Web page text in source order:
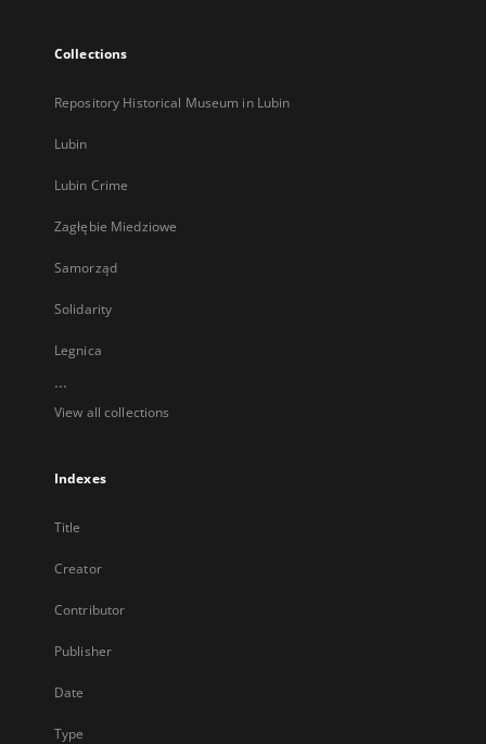
Collections
Repository Historical Museum in Lubin
Lubin
Lubin Crime
Zagłębie Miedziowe
Samorząd
Solidarity
Legnica
...
View all collections
Indexes
Title
Creator
Contributor
Publisher
Date
Type